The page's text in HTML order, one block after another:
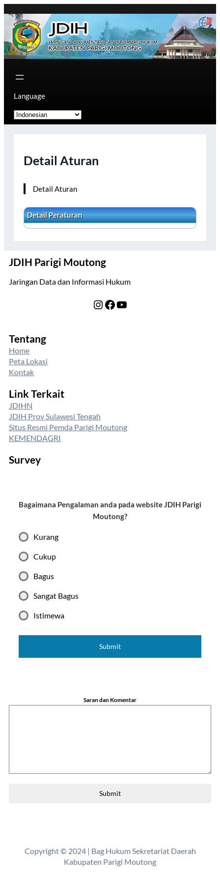
content
Language
Detail Aturan
Detail Aturan
Detail Peraturan
JDIH Parigi Moutong
Jaringan Data dan Informasi Hukum
Instagram Facebook YouTube
Tentang
Home
Peta Lokasi
Kontak
Link Terkait
JDIHN
JDIH Prov Sulawesi Tengah
Situs Resmi Pemda Parigi Moutong
KEMENDAGRI
Survey
Bagaimana Pengalaman anda pada website JDIH Parigi
Moutong?
Kurang
Cukup
Bagus
Sangat Bagus
Istimewa
Submit
Saran dan Komentar
Submit
Copyright © 2024 | Bag Hukum Sekretariat Daerah
Kabupaten Parigi Moutong